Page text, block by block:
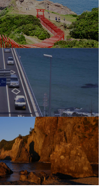
즈 저작 보존회」의 허가를 얻어 주